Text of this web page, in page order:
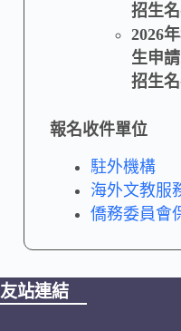
招生
2026
生申
招生
報名收件單位
駐外機構
海外文教服
僑務委員會
友站連結